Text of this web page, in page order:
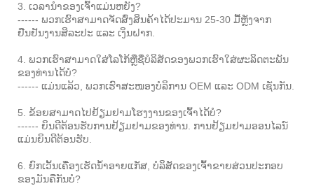
3. ເວລານໍາຂອງເຈົ້າແມ່ນຫຍັງ?
------ ພວກເຮົາສາມາດຈັດສົ່ງສິນຄ້າໄດ້ປະມານ 25-30 ມື້ຫຼັງຈາກ
ຢືນຢັນງານສິລະປະ ແລະ ເງິນຝາກ.
4. ພວກເຮົາສາມາດໃສ່ໂລໂກ້ຫຼືຊື່ບໍລິສັດຂອງພວກເຮົາໃສ່ຜະລິດຕະພັນ
ຂອງທ່ານໄດ້ບໍ?
------ ແມ່ນແລ້ວ, ພວກເຮົາສະໜອງບໍລິການ OEM ແລະ ODM ເຊັ່ນກັນ.
5. ຂ້ອຍສາມາດໄປຢ້ຽມຢາມໂຮງງານຂອງເຈົ້າໄດ້ບໍ?
------ ຍິນດີຕ້ອນຮັບການຢ້ຽມຢາມຂອງທ່ານ. ການຢ້ຽມຢາມອອນໄລນ໌
ແມ່ນຍິນດີຕ້ອນຮັບ.
6. ຍົກເວັ້ນເຄື່ອງເຮັດນ້ໍາອາຍແກັສ, ບໍລິສັດຂອງເຈົ້າຂາຍສ່ວນປະກອບ
ຂອງມັນຄືກັນບໍ?